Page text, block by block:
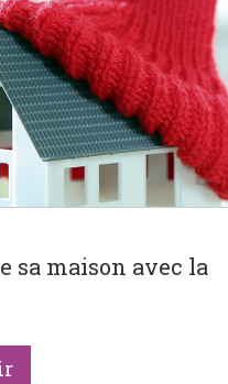
sa maison avec la